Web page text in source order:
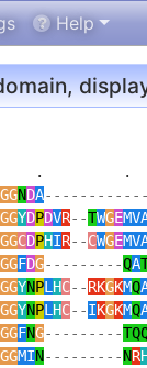
Help
.         .
GGNDA
GGYDPDVR--TWGE
GGCDPHIR--CWGE
GGFDG---------QA
GGYNPL HC--RKGKMQ
GGYNPL HC--IKGKMQ
GGFNG---------
GGMIN---------NR